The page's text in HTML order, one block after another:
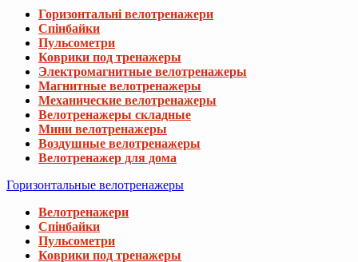
Горизонтальні велотренажери
Спінбайки
Пульсометри
Коврики под тренажеры
Электромагнитные велотренажеры
Магнитные велотренажеры
Механические велотренажеры
Велотренажеры складные
Мини велотренажеры
Воздушные велотренажеры
Велотренажер для дома
Горизонтальные велотренажеры
Велотренажери
Спінбайки
Пульсометри
Коврики под тренажеры